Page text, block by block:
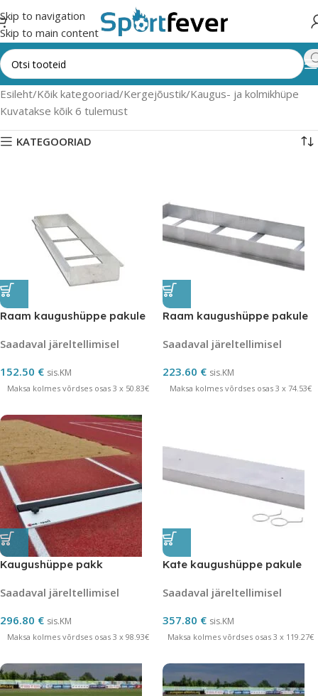
Skip to navigation
Skip to main content
Esileht Kõik kategooriad Kergejõustik Kaugus- ja kolmikhüpe
Kuvatakse kõik 6 tulemust
KATEGOORIAD
Raam kaugushüppe pakule
Saadaval järeltellimisel
152.50 € sis.KM
Maksa kolmes võrdses osas 3 x 50.83€
Raam kaugushüppe pakule
Saadaval järeltellimisel
223.60 € sis.KM
Maksa kolmes võrdses osas 3 x 74.53€
Kaugushüppe pakk
Saadaval järeltellimisel
296.80 € sis.KM
Maksa kolmes võrdses osas 3 x 98.93€
Kate kaugushüppe pakule
Saadaval järeltellimisel
357.80 € sis.KM
Maksa kolmes võrdses osas 3 x 119.27€